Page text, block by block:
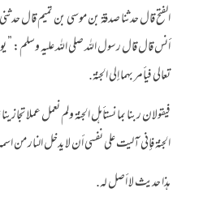
الفتح قال حدثنا صدقة بن موسى بن تميم قال
أنس قال قال رسول الله صلى الله عليه وسلم:
تعالى فيأمر بهما إلى الجنة.
فيقولان ربنا بما نستأهل الجنة ولم نعمل عملا
الجنة فإني آليت على نفسي أن لا يدخل النار من اسمه
هذا حديث لا أصل له.